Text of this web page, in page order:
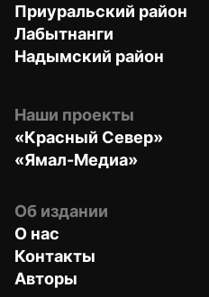
Приуральский район
Лабытнанги
Надымский район
Наши проекты
«Красный Север»
«Ямал-Медиа»
Об издании
О нас
Контакты
Авторы